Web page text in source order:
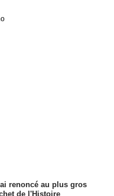
renoncé au plus gros
de l'Histoire